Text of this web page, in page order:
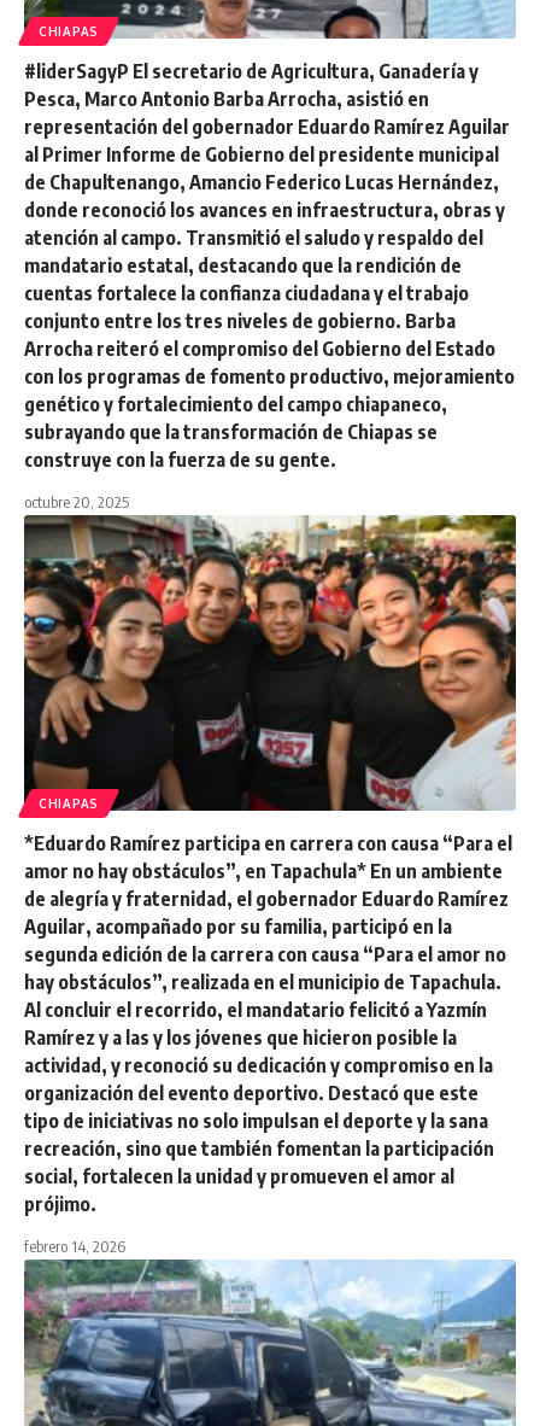
CHIAPAS
#liderSagyP El secretario de Agricultura, Ganadería y
Pesca, Marco Antonio Barba Arrocha, asistió en
representación del gobernador Eduardo Ramírez Aguilar
al Primer Informe de Gobierno del presidente municipal
de Chapultenango, Amancio Federico Lucas Hernández,
donde reconoció los avances en infraestructura, obras y
atención al campo. Transmitió el saludo y respaldo del
mandatario estatal, destacando que la rendición de
cuentas fortalece la confianza ciudadana y el trabajo
conjunto entre los tres niveles de gobierno. Barba
Arrocha reiteró el compromiso del Gobierno del Estado
con los programas de fomento productivo, mejoramiento
genético y fortalecimiento del campo chiapaneco,
subrayando que la transformación de Chiapas se
construye con la fuerza de su gente.
octubre 20, 2025
CHIAPAS
*Eduardo Ramírez participa en carrera con causa “Para el
amor no hay obstáculos”, en Tapachula* En un ambiente
de alegría y fraternidad, el gobernador Eduardo Ramírez
Aguilar, acompañado por su familia, participó en la
segunda edición de la carrera con causa “Para el amor no
hay obstáculos”, realizada en el municipio de Tapachula.
Al concluir el recorrido, el mandatario felicitó a Yazmín
Ramírez y a las y los jóvenes que hicieron posible la
actividad, y reconoció su dedicación y compromiso en la
organización del evento deportivo. Destacó que este
tipo de iniciativas no solo impulsan el deporte y la sana
recreación, sino que también fomentan la participación
social, fortalecen la unidad y promueven el amor al
prójimo.
febrero 14, 2026